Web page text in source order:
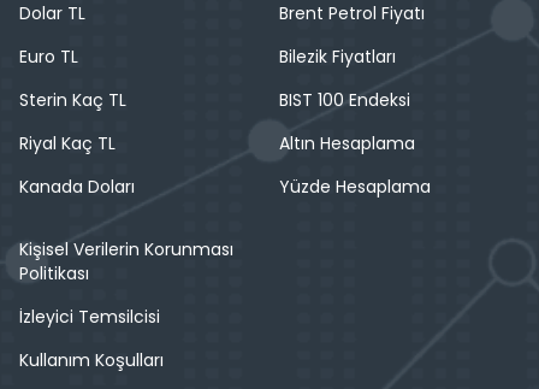
Dolar TL
Euro TL
Sterin Kaç TL
Riyal Kaç TL
Kanada Doları
Brent Petrol Fiyatı
Bilezik Fiyatları
BIST 100 Endeksi
Altın Hesaplama
Yüzde Hesaplama
Kişisel Verilerin Korunması
Politikası
İzleyici Temsilcisi
Kullanım Koşulları